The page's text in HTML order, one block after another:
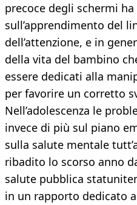
precoce degli schermi
sull’apprendimento del
dell’attenzione, e in
della vita del bambino
essere dedicati alla
per favorire un corretto
Nell’adolescenza le
invece di più sul piano
sulla salute mentale
ribadito lo scorso anno
salute pubblica
in un rapporto dedicato